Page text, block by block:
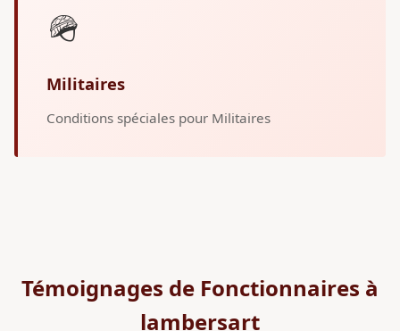
🪖
Militaires
Conditions spéciales pour Militaires
Témoignages de Fonctionnaires à
lambersart